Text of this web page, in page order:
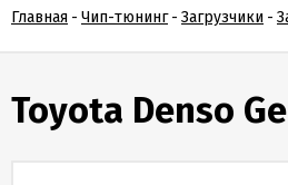
Главная - Чип-тюнинг - Загрузчики -
Toyota Denso